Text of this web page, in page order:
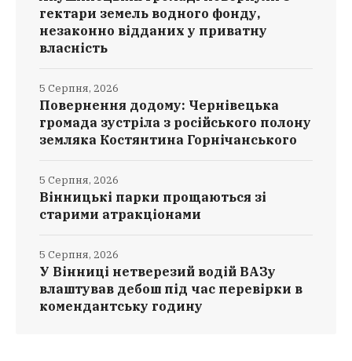
гектари земель водного фонду,
незаконно відданих у приватну
власність
Повернення додому: Чернівецька
громада зустріла з російського полону
земляка Костянтина Горнічанського
5 Серпня, 2026
Вінницькі парки прощаються зі
старими атракціонами
5 Серпня, 2026
У Вінниці нетверезий водій ВАЗу
влаштував дебош під час перевірки в
комендантську годину
5 Серпня, 2026